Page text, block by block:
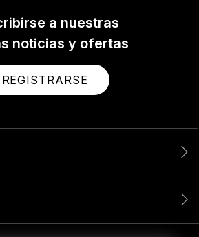
a nuestras
noticias y ofertas
REGISTRARSE